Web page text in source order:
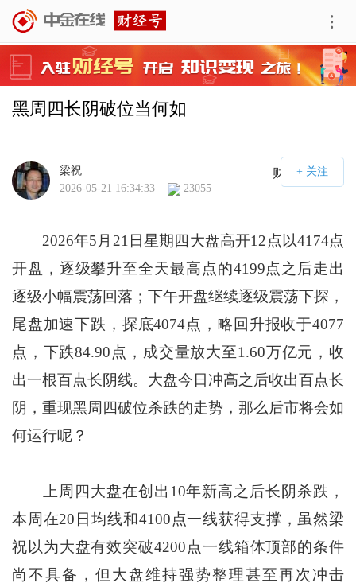
黑周四长阴破位当何如
财经号APP
梁祝
2026-05-21 16:34:33
23055
2026年5月21日星期四大盘高开12点以4174点
开盘，逐级攀升至全天最高点的4199点之后走出
逐级小幅震荡回落；下午开盘继续逐级震荡下探，
尾盘加速下跌，探底4074点，略回升报收于4077
点，下跌84.90点，成交量放大至1.60万亿元，收
出一根百点长阴线。 大盘今日冲高之后收出百点长
阴，重现黑周四破位杀跌的走势，那么后市将会如
何运行呢？
上周四大盘在创出10年新高之后长阴杀跌，
本周在20日均线和4100点一线获得支撑，虽然梁
祝以为大盘有效突破4200点一线箱体顶部的条件
尚不具备，但大盘维持强势整理甚至再次冲击